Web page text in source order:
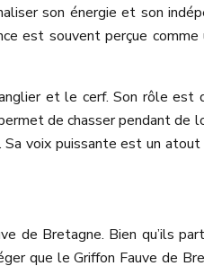
son énergie et son
est souvent perçue
et le cerf. Son rôle
de chasser pendant
voix puissante est un
Bretagne. Bien qu’ils
que le Griffon Fauve de